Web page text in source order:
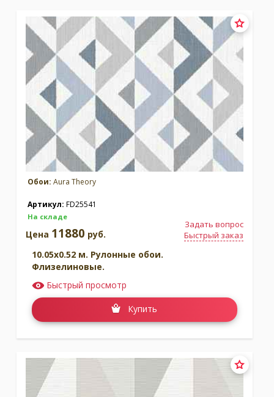
Обои: Aura Theory
Артикул: FD25541
На складе
Задать вопрос
Быстрый заказ
Цена 11880 руб.
10.05x0.52 м. Рулонные обои.
Флизелиновые.
Быстрый просмотр
Купить